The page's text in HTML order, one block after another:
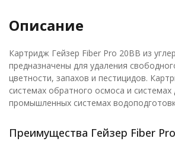
Описание
Картридж Гейзер Fiber Pro 20BB из
предназначены для удаления
цветности, запахов и пестицидов.
системах обратного осмоса и
промышленных системах
Преимущества Гейзер Fiber